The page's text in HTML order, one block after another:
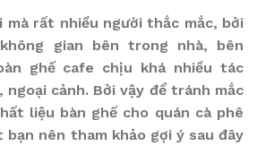
mà rất nhiều người thắc mắc, bởi
gian bên trong nhà, bên
ghế cafe chịu khá nhiều tác
cảnh. Bởi vậy để tránh mắc
liệu bàn ghế cho quán cà phê
nên tham khảo gợi ý sau đây